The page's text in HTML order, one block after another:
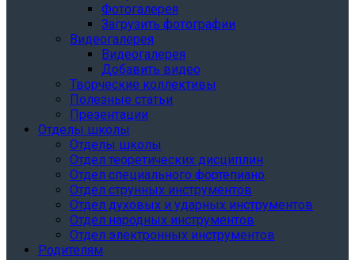
Фотогалерея
Загрузить фотографии
Видеогалерея
Видеогалерея
Добавить видео
Творческие коллективы
Полезные статьи
Презентации
Отделы школы
Отделы школы
Отдел теоретических дисциплин
Отдел специального фортепиано
Отдел струнных инструментов
Отдел духовых и ударных инструментов
Отдел народных инструментов
Отдел электронных инструментов
Родителям